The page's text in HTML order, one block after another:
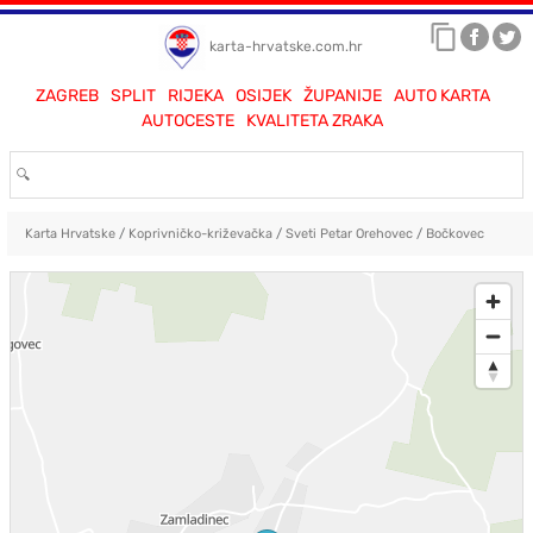
karta-hrvatske.com.hr
ZAGREB SPLIT RIJEKA OSIJEK ŽUPANIJE
AUTO KARTA
AUTOCESTE
KVALITETA ZRAKA
Karta Hrvatske/ Koprivničko-križevačka/ Sveti Petar Orehovec/ Bočkovec